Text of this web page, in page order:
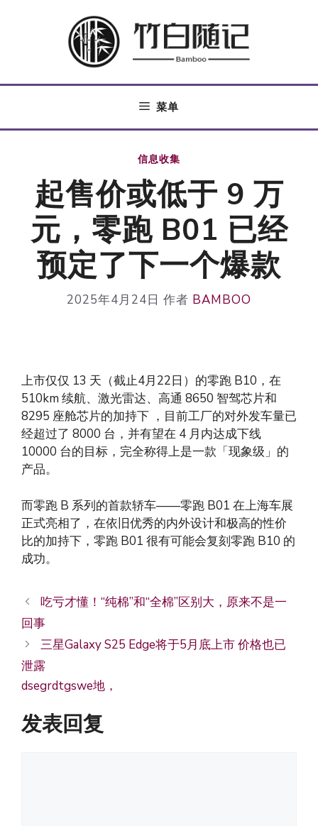
菜单
信息收集
起售价或低于 9 万
元，零跑 B01 已经
预定了下一个爆款
2025年4月24日 作者 BAMBOO
上市仅仅 13 天（截止4月22日）的零跑 B10，在
510km 续航、激光雷达、高通 8650 智驾芯片和
8295 座舱芯片的加持下 ，目前工厂的对外发车量已
经超过了 8000 台，并有望在 4 月内达成下线
10000 台的目标，完全称得上是一款「现象级」的
产品。
而零跑 B 系列的首款轿车——零跑 B01 在上海车展
正式亮相了，在依旧优秀的内外设计和极高的性价
比的加持下，零跑 B01 很有可能会复刻零跑 B10 的
成功。
吃亏才懂！“纯棉”和“全棉”区别大，原来不是一
回事
三星Galaxy S25 Edge将于5月底上市 价格也已
泄露
dsegrdtgswe地，
发表回复